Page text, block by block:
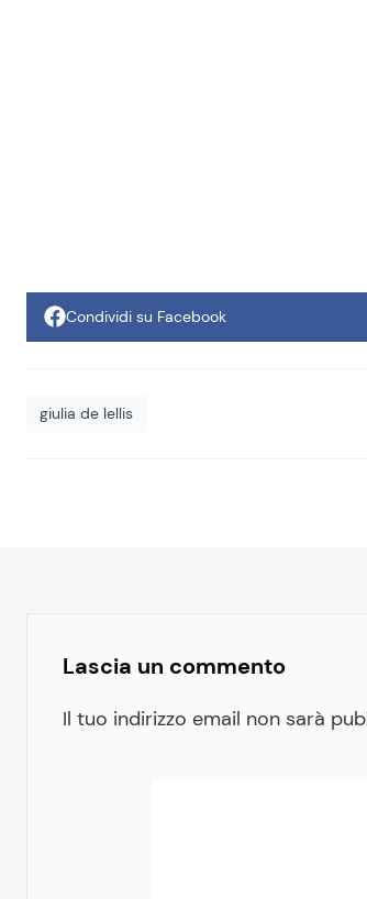
Condividi su Facebook
giulia de lellis
Lascia un commento
Il tuo indirizzo email non sarà